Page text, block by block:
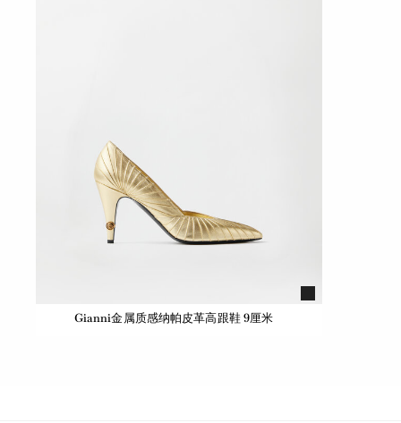
Gianni金属质感纳帕皮革高跟鞋 9厘米